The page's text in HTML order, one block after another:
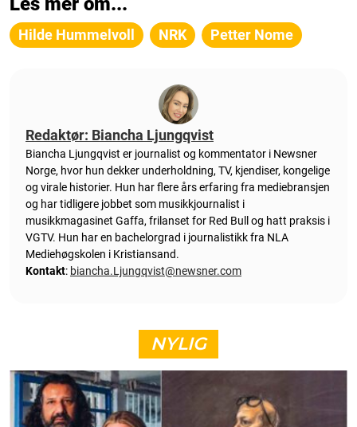
Hilde Hummelvoll NRK Petter Nome
Redaktør: Biancha Ljungqvist
Biancha Ljungqvist er journalist og kommentator i Newsner
Norge, hvor hun dekker underholdning, TV, kjendiser, kongelige
og virale historier. Hun har flere års erfaring fra mediebransjen
og har tidligere jobbet som musikkjournalist i
musikkmagasinet Gaffa, frilanset for Red Bull og hatt praksis i
VGTV. Hun har en bachelorgrad i journalistikk fra NLA
Mediehøgskolen i Kristiansand.
Kontakt: biancha.Ljungqvist@newsner.com
NYLIG